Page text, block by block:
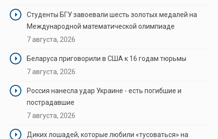
Студенты БГУ завоевали шесть золотых медалей на
Международной математической олимпиаде
7 августа, 2026
Беларуса приговорили в США к 16 годам тюрьмы
7 августа, 2026
Россия нанесла удар Украине - есть погибшие и
пострадавшие
7 августа, 2026
Диких лошадей, которые любили «тусоваться» на